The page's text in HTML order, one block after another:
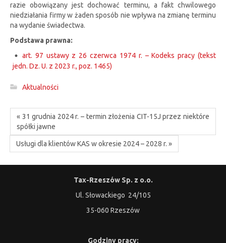
razie obowiązany jest dochować terminu, a fakt chwilowego
niedziałania firmy w żaden sposób nie wpływa na zmianę terminu
na wydanie świadectwa.
Podstawa prawna:
art. 97 ustawy z 26 czerwca 1974 r. – Kodeks pracy (tekst
jedn. Dz. U. z 2023 r., poz. 1465)
Aktualności
« 31 grudnia 2024 r. – termin złożenia CIT-15J przez niektóre
spółki jawne
Usługi dla klientów KAS w okresie 2024 – 2028 r. »
Tax-Rzeszów Sp. z o.o.
Ul. Słowackiego 24/105
35-060 Rzeszów
Godziny pracy: